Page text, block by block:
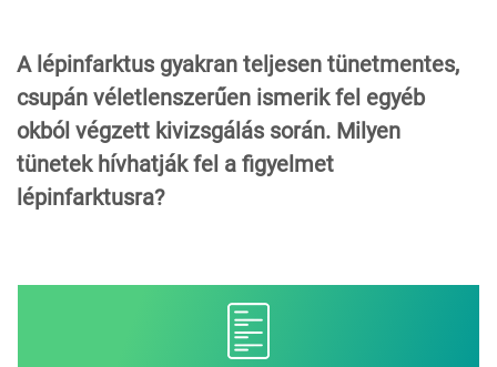
A lépinfarktus gyakran teljesen tünetmentes,
csupán véletlenszerűen ismerik fel egyéb
okból végzett kivizsgálás során. Milyen
tünetek hívhatják fel a figyelmet
lépinfarktusra?